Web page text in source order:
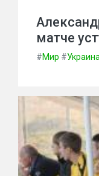
матче
#Мир #Украина